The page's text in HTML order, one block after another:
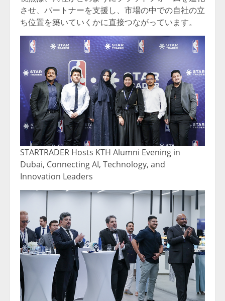
させ、パートナーを支援し、市場の中での自社の立
ち位置を築いていくかに直接つながっています。
STARTRADER Hosts KTH Alumni Evening in
Dubai, Connecting AI, Technology, and
Innovation Leaders